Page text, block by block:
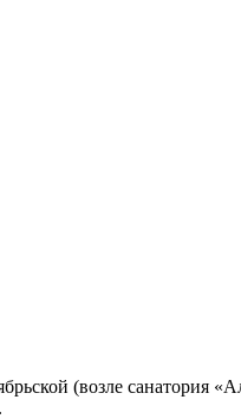
(возле санатория